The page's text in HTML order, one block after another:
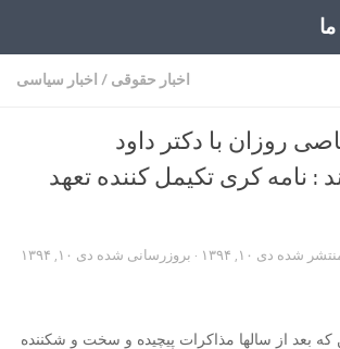
اخبار حقوقی / اخبار سیاسی
روزان با دکتر داود
: نامه کری تکیمل کننده تعهد
شده دی ۱۰, ۱۳۹۴ · بروزرسانی شده دی ۱۰, ۱۳۹۴
که بعد از سالها مذاکرات پیچیده و سخت و شکننده